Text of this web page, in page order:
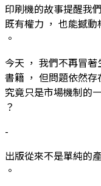
印刷機的故事提醒我
既有權力 ， 也能撼
。
今天 ， 我們不再冒
書籍 ， 但問題依然
究竟只是市場機制的
？
-
出版從來不是單純的
。